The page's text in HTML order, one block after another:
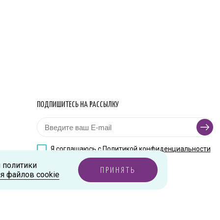
ПОДПИШИТЕСЬ НА РАССЫЛКУ
Я соглашаюсь сПолитикой конфиденциальности
файлов cookie
ПРИНЯТЬ